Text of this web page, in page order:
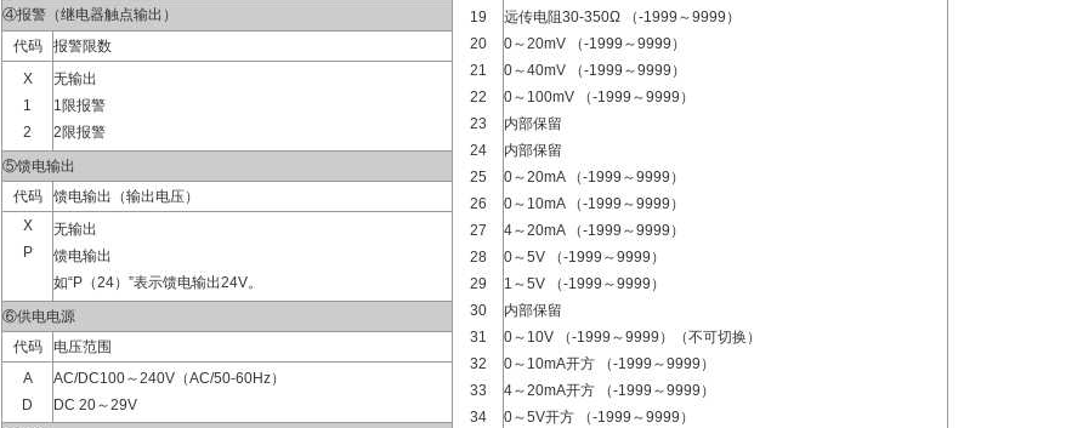
19
20
21
22
23
24
25
26
27
28
29
30
31
32
33
34
远传电阻30-350Ω （-1999～9999）
0～20mV （-1999～9999）
0～40mV （-1999～9999）
0～100mV （-1999～9999）
内部保留
内部保留
0～20mA （-1999～9999）
0～10mA （-1999～9999）
4～20mA （-1999～9999）
0～5V （-1999～9999）
1～5V （-1999～9999）
内部保留
0～10V （-1999～9999）（不可切换）
0～10mA开方 （-1999～9999）
4～20mA开方 （-1999～9999）
0～5V开方 （-1999～9999）
④报警（继电器触点输出）
代码
报警限数
X
1
2
无输出
1限报警
2限报警
⑤馈电输出
代码
馈电输出（输出电压）
X
P
无输出
馈电输出
如“P（24）”表示馈电输出24V。
⑥供电电源
代码
电压范围
A
D
AC/DC100～240V（AC/50-60Hz）
DC 20～29V